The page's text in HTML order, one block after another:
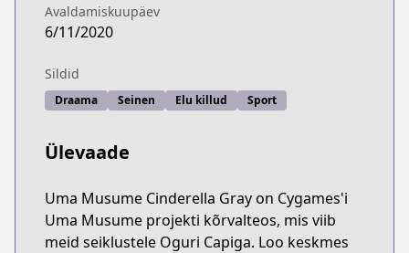
Avaldamiskuupäev
6/11/2020
Sildid
Draama Seinen Elu killud Sport
Ülevaade
Uma Musume Cinderella Gray on Cygames'i
Uma Musume projekti kõrvalteos, mis viib
meid seiklustele Oguri Capiga. Loo keskmes